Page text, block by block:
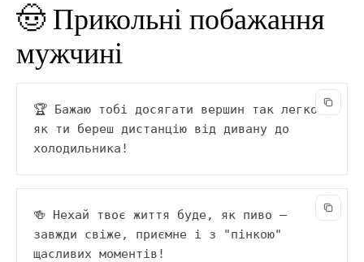
🤠 Прикольні побажання
мужчині
🏆 Бажаю тобі досягати вершин так легко,
як ти береш дистанцію від дивану до
холодильника!
🍻 Нехай твоє життя буде, як пиво —
завжди свіже, приємне і з "пінкою"
щасливих моментів!